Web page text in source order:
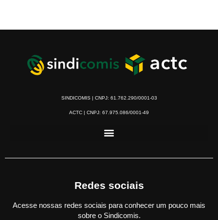
SINDICOMIS | CNPJ: 61.762.290/0001-03
ACTC | CNPJ: 67.975.086/0001-49
Redes sociais
Acesse nossas redes sociais para conhecer um pouco mais
sobre o Sindicomis.